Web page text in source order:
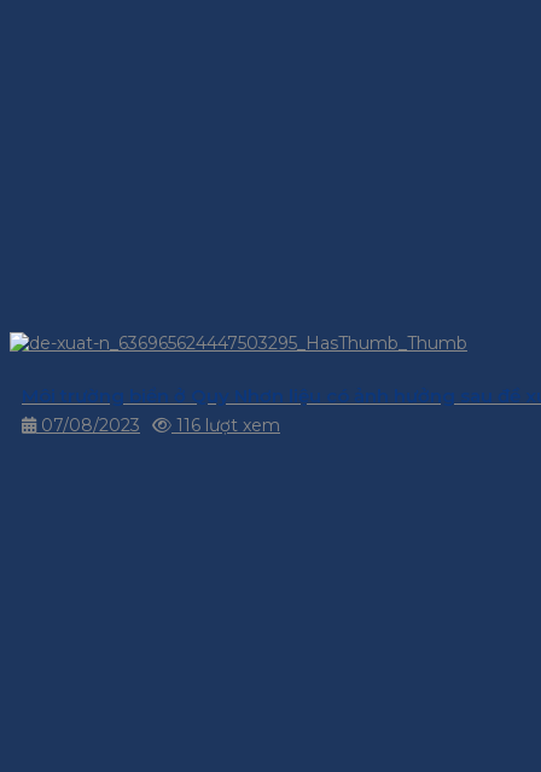
Môi trường biển ở Quy Nhơn liệu có ảnh hưởng sau đề
07/08/2023 116 lượt xem